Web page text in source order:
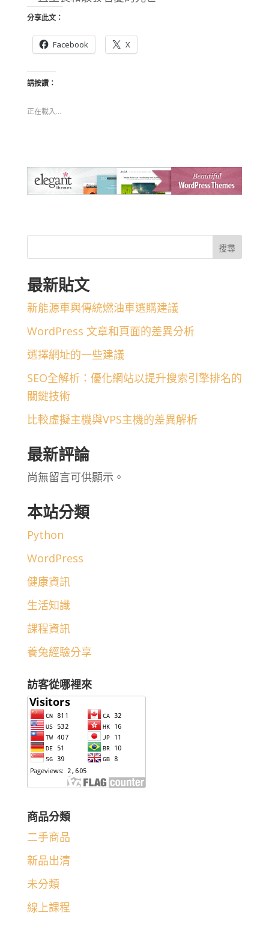
分享此文：
Facebook X
請按讚：
正在載入...
搜尋
最新貼文
新能源車與傳統燃油車選購建議
WordPress 文章和頁面的差異分析
選擇網址的一些建議
SEO全解析：優化網站以提升搜索引擎排名的
關鍵技術
比較虛擬主機與VPS主機的差異解析
最新評論
尚無留言可供顯示。
本站分類
Python
WordPress
健康資訊
生活知識
課程資訊
養兔經驗分享
訪客從哪裡來
商品分類
二手商品
新品出清
未分類
線上課程